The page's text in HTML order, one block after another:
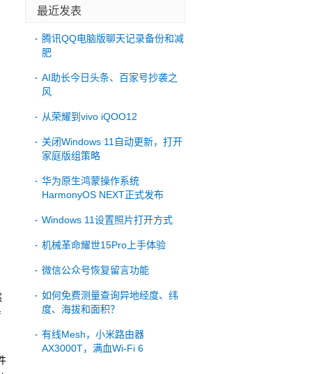
最近发表
腾讯QQ电脑版聊天记录备份和减
肥
AI助长今日头条、百家号抄袭之
风
从荣耀到vivo iQOO12
关闭Windows 11自动更新，打开
家庭版组策略
华为原生鸿蒙操作系统
HarmonyOS NEXT正式发布
Windows 11设置照片打开方式
机械革命耀世15Pro上手体验
微信公众号恢复留言功能
如何免费测量查询异地经度、纬
度、海拔和面积？
有线Mesh，小米路由器
AX3000T，满血Wi-Fi 6